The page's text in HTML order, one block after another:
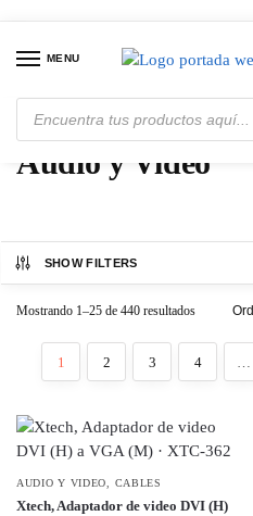
MENU
Inicio / Audio y Video
Audio y Video
SHOW FILTERS
Mostrando 1–25 de 440 resultados
1 2 3 4 …
AUDIO Y VIDEO CABLES
Xtech, Adaptador de video DVI (H)